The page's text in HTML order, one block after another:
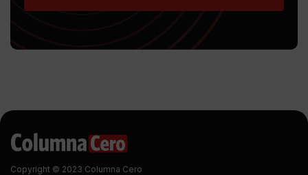
Copyright © 2023 Columna Cero